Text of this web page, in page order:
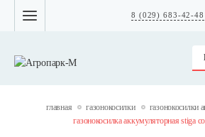
8 (029) 683-42-48
главная газонокосилки
газонокосилки
газонокосилка аккумуляторная stiga